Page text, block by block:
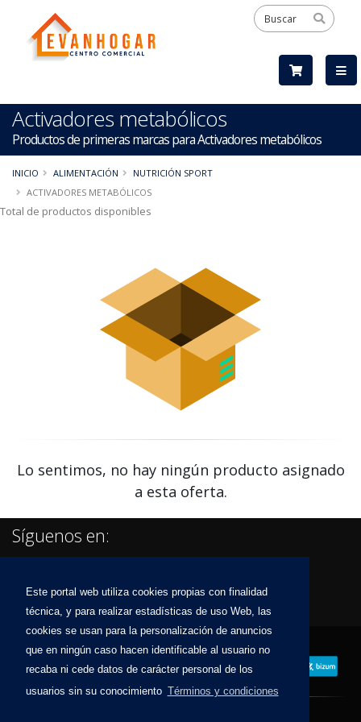
Este portal web utiliza cookies propias con finalidad
técnica, y para realizar estadísticas de uso Web, las
cookies se usan para la personalización de anuncios
que en ningún caso hacen identificable al usuario no
recaba ni cede datos de carácter personal de los
usuarios sin su conocimiento Términos y condiciones
Activadores metabólicos
Productos de primeras marcas para Activadores metabólicos
INICIO ALIMENTACIÓN
NUTRICIÓN SPORT
ACTIVADORES METABÓLICOS
Total de productos disponibles
Lo sentimos, no hay ningún producto asignado
a esta oferta.
Síguenos en: